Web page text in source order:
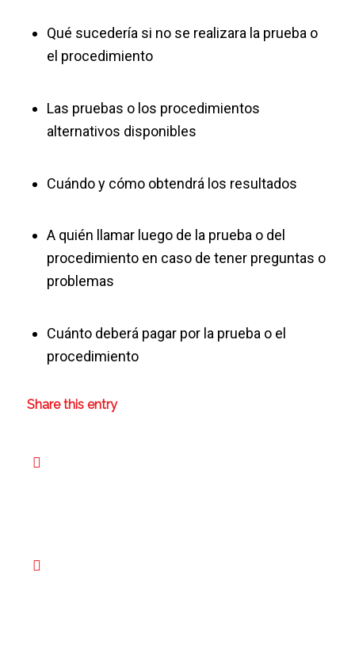
Qué sucedería si no se realizara la prueba o
el procedimiento
Las pruebas o los procedimientos
alternativos disponibles
Cuándo y cómo obtendrá los resultados
A quién llamar luego de la prueba o del
procedimiento en caso de tener preguntas o
problemas
Cuánto deberá pagar por la prueba o el
procedimiento
Share this entry